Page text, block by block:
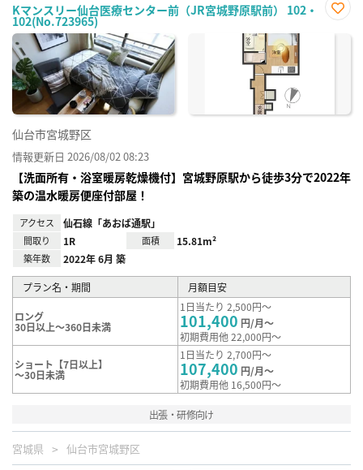
Kマンスリー仙台医療センター前（JR宮城野原駅前） 102・
102(No.723965)
に入
仙台市宮城野区
情報更新日 2026/08/02 08:23
【洗面所有・浴室暖房乾燥機付】宮城野原駅から徒歩3分で2022年
築の温水暖房便座付部屋！
アクセス 仙石線「あおば通駅」
間取り 1R 面積 15.81m²
築年数 2022年 6月 築
プラン名・期間 月額目安
ロング
30日以上～360日未満
1日当たり 2,500円～
101,400 円/月～
初期費用他 22,000円～
ショート【7日以上】
～30日未満
1日当たり 2,700円～
107,400 円/月～
初期費用他 16,500円～
出張・研修向け
宮城県 仙台市宮城野区